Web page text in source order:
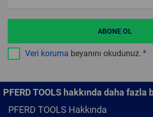
Veri koruma beyanını okudunuz.
ABONE OL
PFERD TOOLS hakkında daha fazla
PFERD TOOLS Hakkında